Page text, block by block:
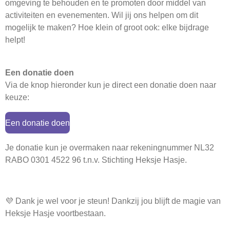
omgeving te behouden en te promoten door middel van
activiteiten en evenementen. Wil jij ons helpen om dit
mogelijk te maken? Hoe klein of groot ook: elke bijdrage
helpt!
Een donatie doen
Via de knop hieronder kun je direct een donatie doen naar
keuze:
Een donatie doen
Je donatie kun je overmaken naar rekeningnummer NL32
RABO 0301 4522 96 t.n.v. Stichting Heksje Hasje.
💜 Dank je wel voor je steun! Dankzij jou blijft de magie van
Heksje Hasje voortbestaan.